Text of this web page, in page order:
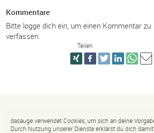
Kommentare
Bitte logge dich ein, um einen Kommentar zu
verfassen.
Teilen
dasauge verwendet Cookies, um sich an deine
Durch Nutzung unserer Dienste erklärst du dich damit